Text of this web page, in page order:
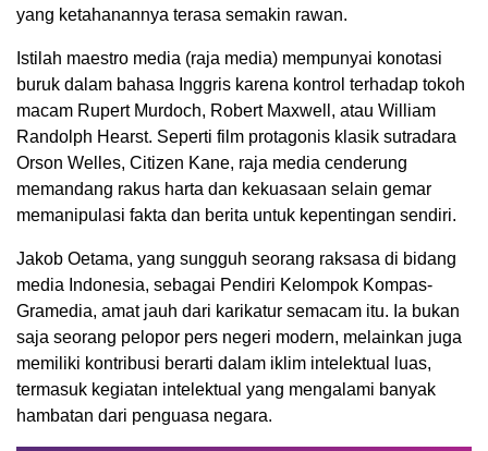
yang ketahanannya terasa semakin rawan.
Istilah maestro media (raja media) mempunyai konotasi
buruk dalam bahasa Inggris karena kontrol terhadap tokoh
macam Rupert Murdoch, Robert Maxwell, atau William
Randolph Hearst. Seperti film protagonis klasik sutradara
Orson Welles, Citizen Kane, raja media cenderung
memandang rakus harta dan kekuasaan selain gemar
memanipulasi fakta dan berita untuk kepentingan sendiri.
Jakob Oetama, yang sungguh seorang raksasa di bidang
media Indonesia, sebagai Pendiri Kelompok Kompas-
Gramedia, amat jauh dari karikatur semacam itu. Ia bukan
saja seorang pelopor pers negeri modern, melainkan juga
memiliki kontribusi berarti dalam iklim intelektual luas,
termasuk kegiatan intelektual yang mengalami banyak
hambatan dari penguasa negara.